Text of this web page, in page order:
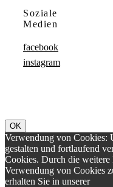
Soziale
Medien
facebook
instagram
OK
Verwendung von Cookies:
gestalten und fortlaufend
Cookies. Durch die weitere
Verwendung von Cookies
erhalten Sie in unserer